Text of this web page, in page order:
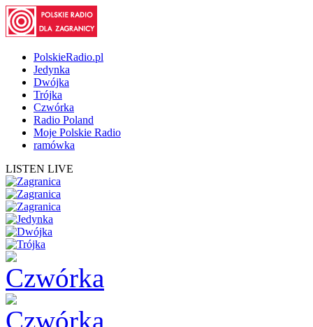
PolskieRadio.pl
Jedynka
Dwójka
Trójka
Czwórka
Radio Poland
Moje Polskie Radio
ramówka
LISTEN LIVE